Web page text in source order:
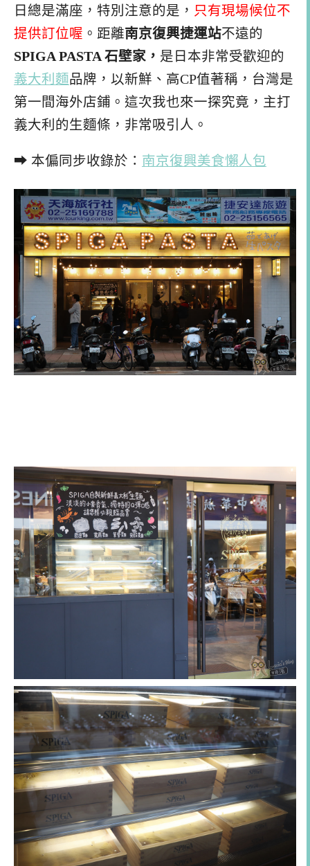
日總是滿座，特別注意的是， 只有現場候位不
提供訂位喔 。距離南京復興捷運站不遠的
SPIGA PASTA 石壁家， 是日本非常受歡迎的
義大利麵品牌，以新鮮、高CP值著稱，台灣是
第一間海外店鋪。這次我也來一探究竟，主打
義大利的生麵條，非常吸引人。
➡ 本偏同步收錄於： 南京復興美食懶人包